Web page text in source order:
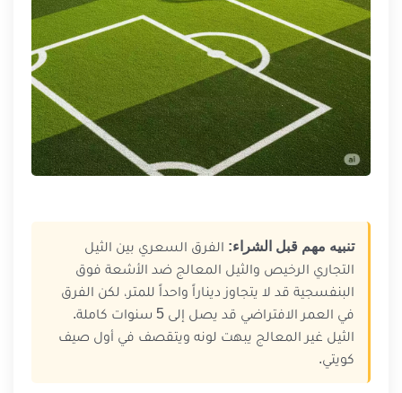
تنبيه مهم قبل الشراء: الفرق السعري بين الثيل
التجاري الرخيص والثيل المعالج ضد الأشعة فوق
البنفسجية قد لا يتجاوز ديناراً واحداً للمتر، لكن الفرق
في العمر الافتراضي قد يصل إلى 5 سنوات كاملة.
الثيل غير المعالج يبهت لونه ويتقصف في أول صيف
كويتي.